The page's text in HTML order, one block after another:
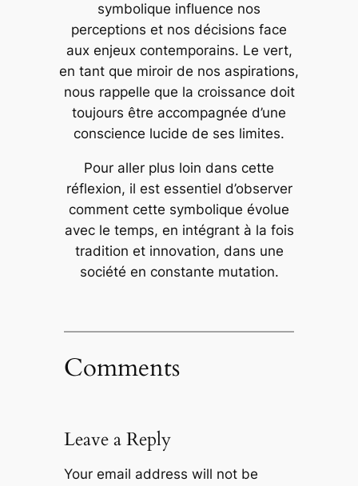
symbolique influence nos
perceptions et nos décisions face
aux enjeux contemporains. Le vert,
en tant que miroir de nos aspirations,
nous rappelle que la croissance doit
toujours être accompagnée d’une
conscience lucide de ses limites.
Pour aller plus loin dans cette
réflexion, il est essentiel d’observer
comment cette symbolique évolue
avec le temps, en intégrant à la fois
tradition et innovation, dans une
société en constante mutation.
Comments
Leave a Reply
Your email address will not be